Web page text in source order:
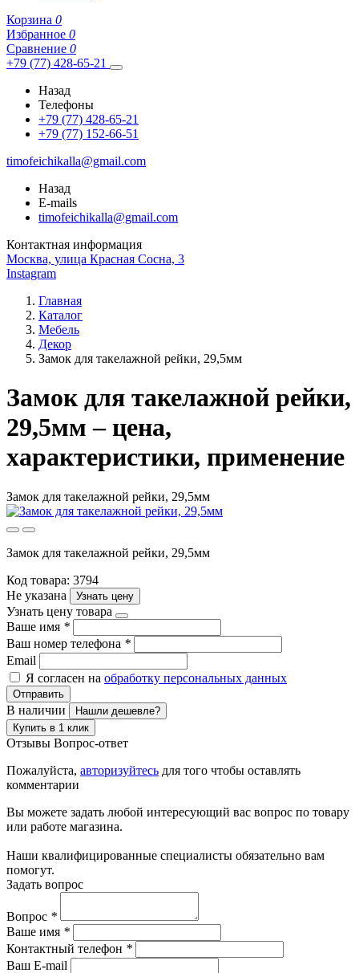
Корзина 0
Избранное 0
Сравнение 0
+79 (77) 428-65-21
Назад
Телефоны
+79 (77) 428-65-21
+79 (77) 152-66-51
timofeichikalla@gmail.com
Назад
E-mails
timofeichikalla@gmail.com
Контактная информация
Москва, улица Красная Сосна, 3
Instagram
Главная
Каталог
Мебель
Декор
Замок для такелажной рейки, 29,5мм
Замок для такелажной рейки,
29,5мм – цена,
характеристики, применение
Замок для такелажной рейки, 29,5мм
Замок для такелажной рейки, 29,5мм
Код товара: 3794
Не указана
Узнать цену
Узнать цену товара
Ваше имя *
Ваш номер телефона *
Email
Я согласен на обработку персональных данных
Отправить
В наличии
Нашли дешевле?
Купить в 1 клик
Отзывы Вопрос-ответ
Пожалуйста, авторизуйтесь для того чтобы оставлять
комментарии
Вы можете задать любой интересующий вас вопрос по товару
или работе магазина.
Наши квалифицированные специалисты обязательно вам
помогут.
Задать вопрос
Вопрос *
Ваше имя *
Контактный телефон *
Ваш E-mail